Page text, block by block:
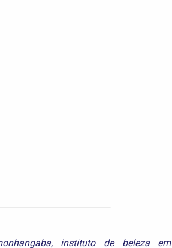
, instituto de beleza em